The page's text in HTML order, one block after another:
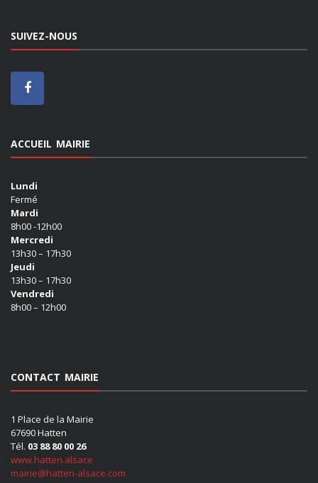
SUIVEZ-NOUS
ACCUEIL MAIRIE
Lundi
Fermé
Mardi
8h00 -12h00
Mercredi
13h30 – 17h30
Jeudi
13h30 – 17h30
Vendredi
8h00 – 12h00
CONTACT MAIRIE
1 Place de la Mairie
67690 Hatten
Tél. 03 88 80 00 26
www.hatten.alsace
mairie@hatten-alsace.com